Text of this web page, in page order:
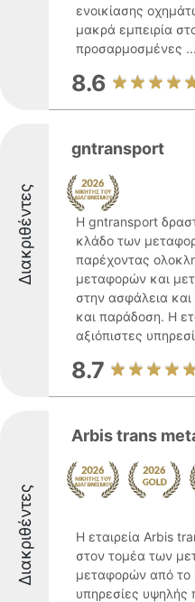
ενοικίασης
μακρά εμπειρία
προσαρμοσμένες ...
8.6
Διακριθέντες
gntransport
Η gntransport
κλάδο των
παρέχοντας
μεταφορών και
στην ασφάλεια
και παράδοση. Η
αξιόπιστες
8.7
Διακριθέντες
Arbis trans
Η εταιρεία Arbis
στον τομέα των
μεταφορών από το
υπηρεσίες υψηλής